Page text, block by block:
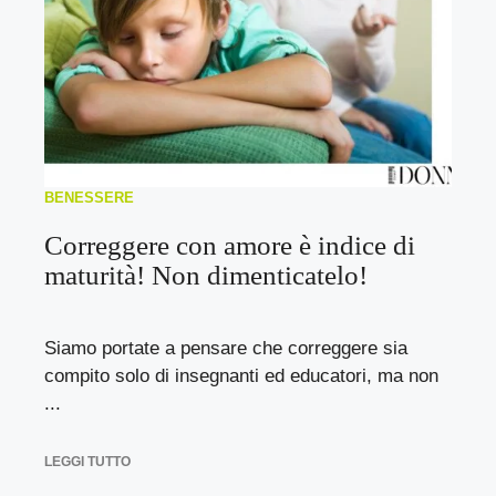
BENESSERE
Correggere con amore è indice di
maturità! Non dimenticatelo!
Siamo portate a pensare che correggere sia
compito solo di insegnanti ed educatori, ma non
...
LEGGI TUTTO